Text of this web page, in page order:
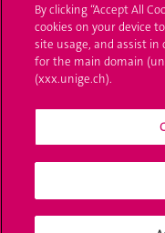
L'UNIGE vous informe
UNIGE Mobile
By clicking “Accept All
cookies on your device
site usage, and assist
for the main domain
(xxx.unige.ch).